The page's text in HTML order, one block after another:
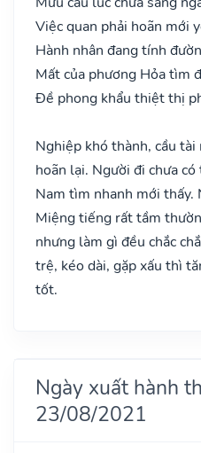
Việc quan phải hoãn mới
Hành nhân đang tính
Mất của phương Hỏa tìm
Đề phong khẩu thiệt thị
Nghiệp khó thành, cầu
hoãn lại. Người đi chưa
Nam tìm nhanh mới thấy.
Miệng tiếng rất tầm
nhưng làm gì đều chắc
trệ, kéo dài, gặp xấu thì
tốt.
Ngày xuất hành
23/08/2021